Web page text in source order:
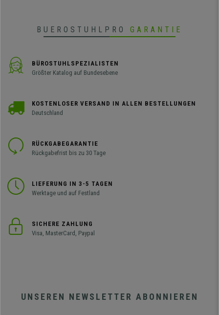
BUEROSTUHLPRO GARANTIE
BÜROSTUHLSPEZIALISTEN
Größter Katalog auf Bundesebene
KOSTENLOSER VERSAND IN ALLEN BESTELLUNGEN
Deutschland
RÜCKGABEGARANTIE
Rückgabefrist bis zu 30 Tage
LIEFERUNG IN 3-5 TAGEN
Werktage und auf Festland
SICHERE ZAHLUNG
Visa, MasterCard, Paypal
UNSEREN NEWSLETTER ABONNIEREN